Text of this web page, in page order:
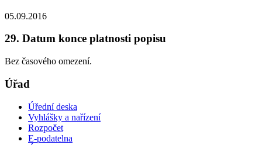
05.09.2016
29. Datum konce platnosti popisu
Bez časového omezení.
Úřad
Úřední deska
Vyhlášky a nařízení
Rozpočet
E-podatelna